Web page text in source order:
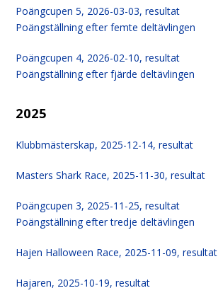
Poängcupen 5, 2026-03-03, resultat
Poängställning efter femte deltävlingen
Poängcupen 4, 2026-02-10, resultat
Poängställning efter fjärde deltävlingen
2025
Klubbmästerskap, 2025-12-14, resultat
Masters Shark Race, 2025-11-30, resultat
Poängcupen 3, 2025-11-25, resultat
Poängställning efter tredje deltävlingen
Hajen Halloween Race, 2025-11-09, resultat
Hajaren, 2025-10-19, resultat